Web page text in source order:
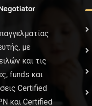
με
και τις
funds και
Certified
και Certified